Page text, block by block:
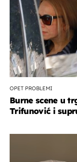
OPET PROBLEMI
Burne scene u
Trifunović i